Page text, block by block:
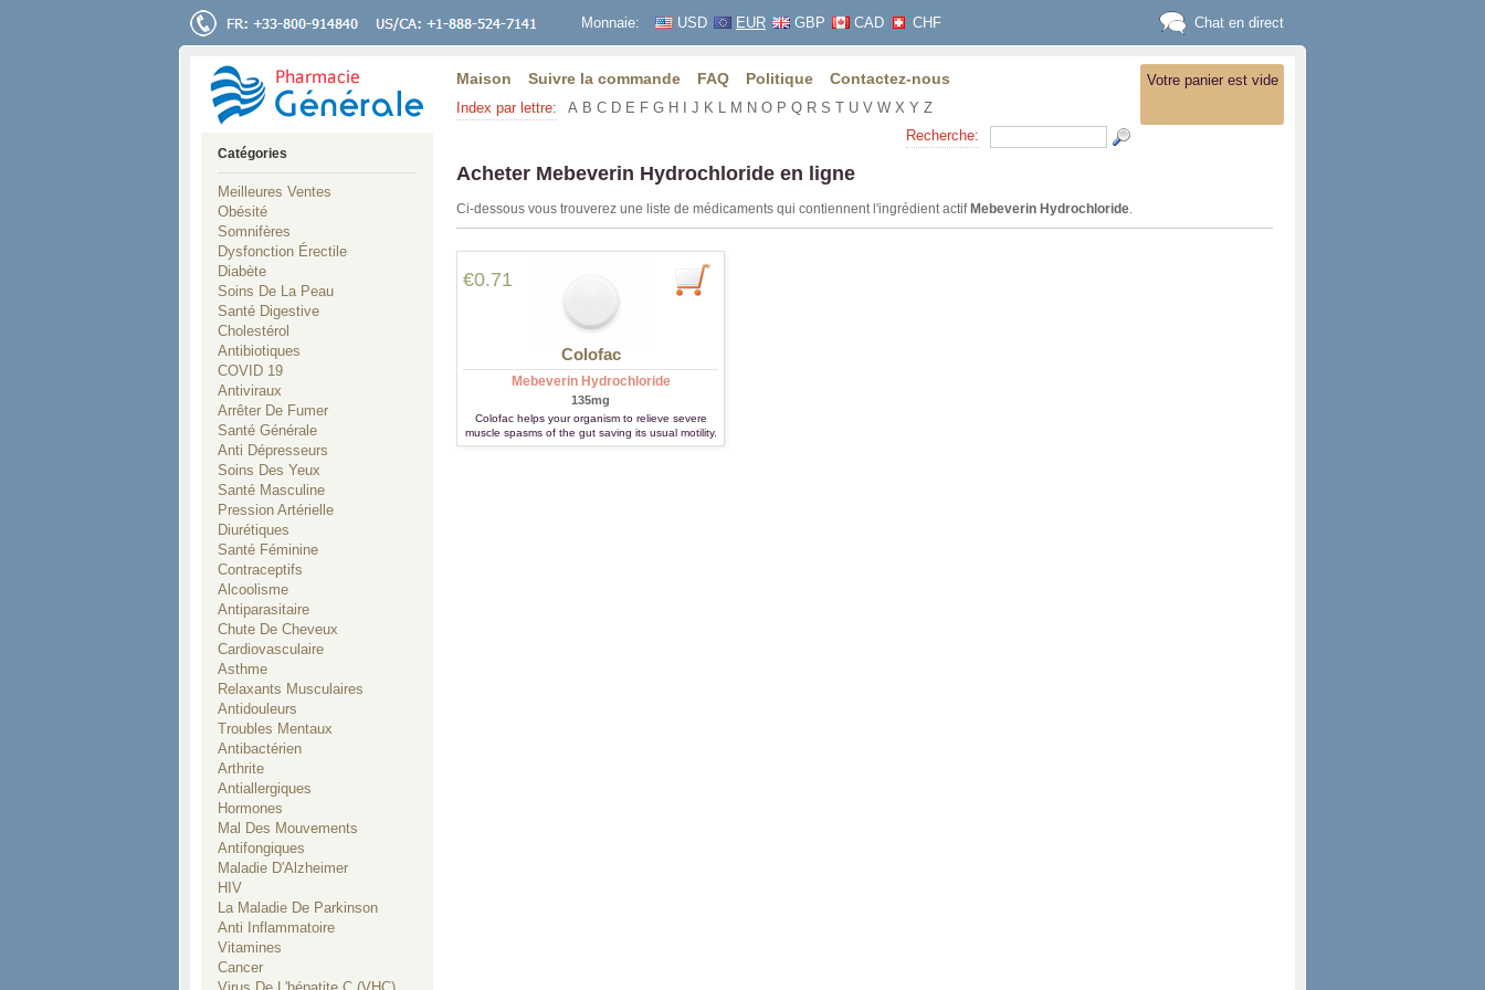
Monnaie: USD EUR GBP CAD CHF Chat en direct
Votre panier est vide
Maison Suivre la commande FAQ Politique Contactez-nous
Index par lettre: A B C D E F G H J K L M N O P Q R S T U V W X Y Z
Recherche:
Acheter Mebeverin Hydrochloride en ligne
Ci-dessous vous trouverez une liste de médicaments qui contiennent l'ingrédient actif Mebeverin Hydrochloride.
€0.71
Colofac
Mebeverin Hydrochloride
135mg
Colofac helps your organism to relieve severe
muscle spasms of the gut saving its usual motility.
Catégories
Meilleures Ventes
Obésité
Somnifères
Dysfonction Érectile
Diabète
Soins De La Peau
Santé Digestive
Cholestérol
Antibiotiques
COVID 19
Antiviraux
Arrêter De Fumer
Santé Générale
Anti Dépresseurs
Soins Des Yeux
Santé Masculine
Pression Artérielle
Diurétiques
Santé Féminine
Contraceptifs
Alcoolisme
Antiparasitaire
Chute De Cheveux
Cardiovasculaire
Asthme
Relaxants Musculaires
Antidouleurs
Troubles Mentaux
Antibactérien
Arthrite
Antiallergiques
Hormones
Mal Des Mouvements
Antifongiques
Maladie D'Alzheimer
HIV
La Maladie De Parkinson
Anti Inflammatoire
Vitamines
Cancer